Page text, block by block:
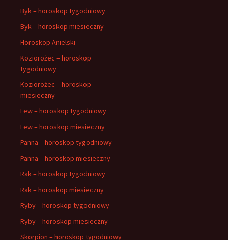
Byk – horoskop tygodniowy
Byk – horoskop miesieczny
Horoskop Anielski
Koziorożec – horoskop
tygodniowy
Koziorożec – horoskop
miesieczny
Lew – horoskop tygodniowy
Lew – horoskop miesieczny
Panna – horoskop tygodniowy
Panna – horoskop miesieczny
Rak – horoskop tygodniowy
Rak – horoskop miesieczny
Ryby – horoskop tygodniowy
Ryby – horoskop miesieczny
Skorpion – horoskop tygodniowy